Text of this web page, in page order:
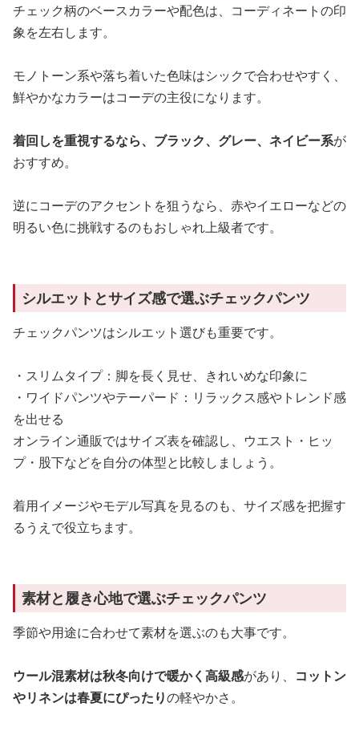
チェック柄のベースカラーや配色は、コーディネートの印
象を左右します。
モノトーン系や落ち着いた色味はシックで合わせやすく、
鮮やかなカラーはコーデの主役になります。
着回しを重視するなら、ブラック、グレー、ネイビー系が
おすすめ。
逆にコーデのアクセントを狙うなら、赤やイエローなどの
明るい色に挑戦するのもおしゃれ上級者です。
シルエットとサイズ感で選ぶチェックパンツ
チェックパンツはシルエット選びも重要です。
・スリムタイプ：脚を長く見せ、きれいめな印象に
・ワイドパンツやテーパード：リラックス感やトレンド感
を出せる
オンライン通販ではサイズ表を確認し、ウエスト・ヒッ
プ・股下などを自分の体型と比較しましょう。
着用イメージやモデル写真を見るのも、サイズ感を把握す
るうえで役立ちます。
素材と履き心地で選ぶチェックパンツ
季節や用途に合わせて素材を選ぶのも大事です。
ウール混素材は秋冬向けで暖かく高級感があり、 コットン
やリネンは春夏にぴったりの軽やかさ。